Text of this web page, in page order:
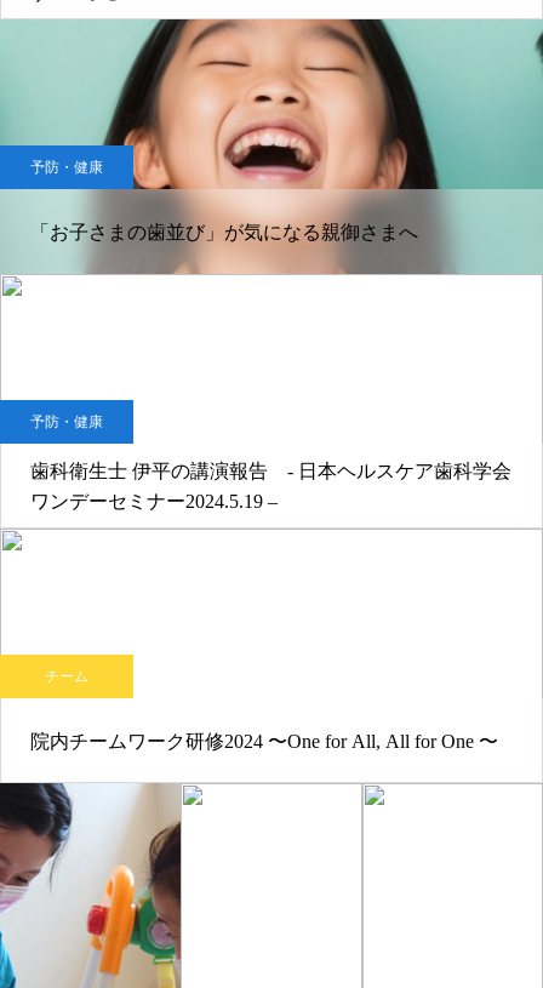
予防・健康
「お子さまの歯並び」が気になる親御さまへ
予防・健康
歯科衛生士 伊平の講演報告 - 日本ヘルスケア歯科学会
ワンデーセミナー2024.5.19 –
チーム
院内チームワーク研修2024 〜One for All, All for One 〜